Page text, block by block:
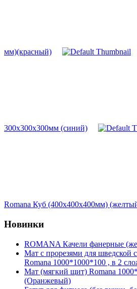
мм)(красный)
300х300х300мм (синий)
Romana Куб (400х400х400мм)
Новинки
ROMANA Качели фанерные
Мат с прорезями для шведской
Romana 1000*1000*100 , в 2
Мат (мягкий щит) Romana
(Оранжевый)